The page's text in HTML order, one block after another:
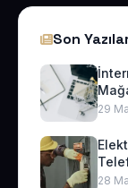
Son
29
28